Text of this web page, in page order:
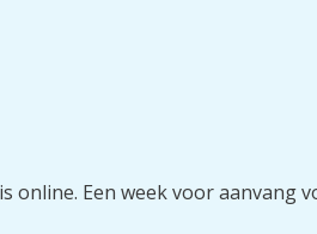
online. Een week voor aanvang